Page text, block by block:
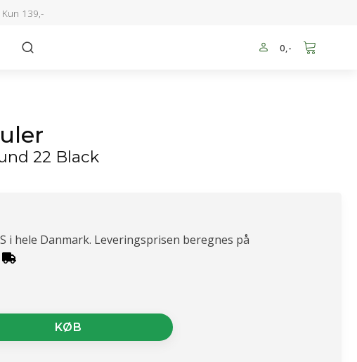
139,-
0,-
22 Black
i hele Danmark. Leveringsprisen beregnes på
KØB